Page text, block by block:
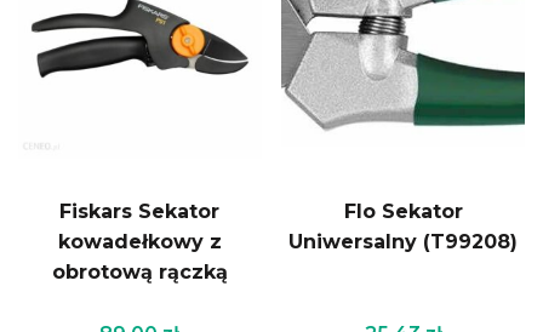
Fiskars Sekator
kowadełkowy z
obrotową rączką
Flo Sekator
Uniwersalny (T99208)